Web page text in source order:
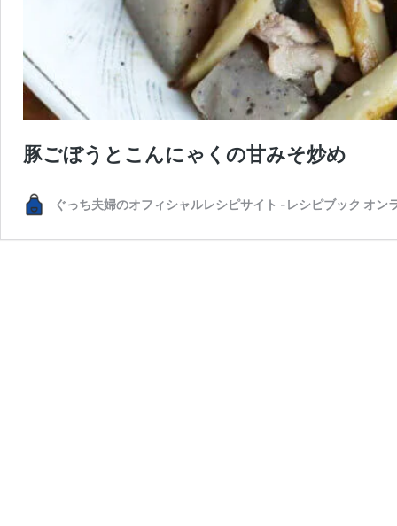
豚ごぼうとこんにゃくの甘みそ炒め
ぐっち夫婦のオフィシャルレシピサイト -レシピブック オン